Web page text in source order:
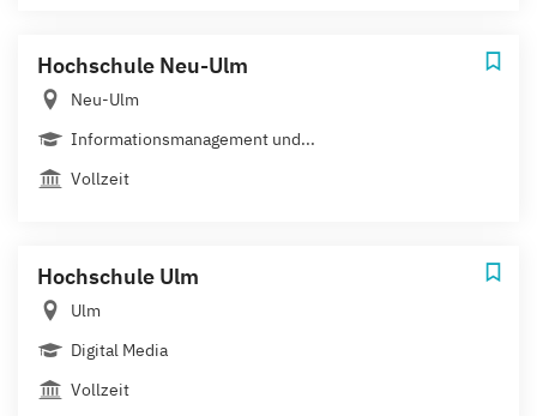
Hochschule Neu-Ulm
Neu-Ulm
Informationsmanagement und...
Vollzeit
Hochschule Ulm
Ulm
Digital Media
Vollzeit